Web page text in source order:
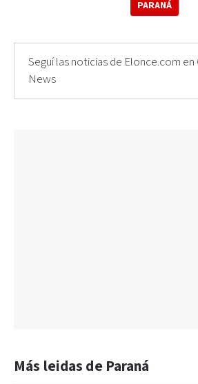
PARANÁ
Seguí las noticias de Elonce.com
News
Más leidas de Paraná